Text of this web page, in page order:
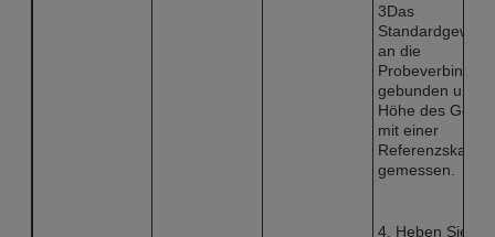
3Das
an die
gebunden und
Höhe des
mit einer
Referenzskala
gemessen.
4. Heben Sie die